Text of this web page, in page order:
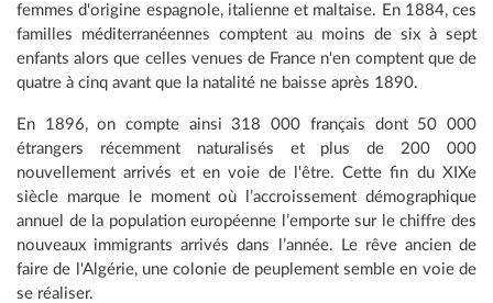
femmes d'origine espagnole, italienne et maltaise. En 1884, ces
familles méditerranéennes comptent au moins de six à sept
enfants alors que celles venues de France n'en comptent que de
quatre à cinq avant que la natalité ne baisse après 1890.
En 1896, on compte ainsi 318 000 français dont 50 000
étrangers récemment naturalisés et plus de 200 000
nouvellement arrivés et en voie de l'être. Cette fin du XIXe
siècle marque le moment où l’accroissement démographique
annuel de la population européenne l’emporte sur le chiffre des
nouveaux immigrants arrivés dans l’année. Le rêve ancien de
faire de l'Algérie, une colonie de peuplement semble en voie de
se réaliser.